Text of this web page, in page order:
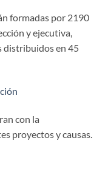
formadas por 2190
y ejecutiva,
distribuidos en 45
con la
proyectos y causas.